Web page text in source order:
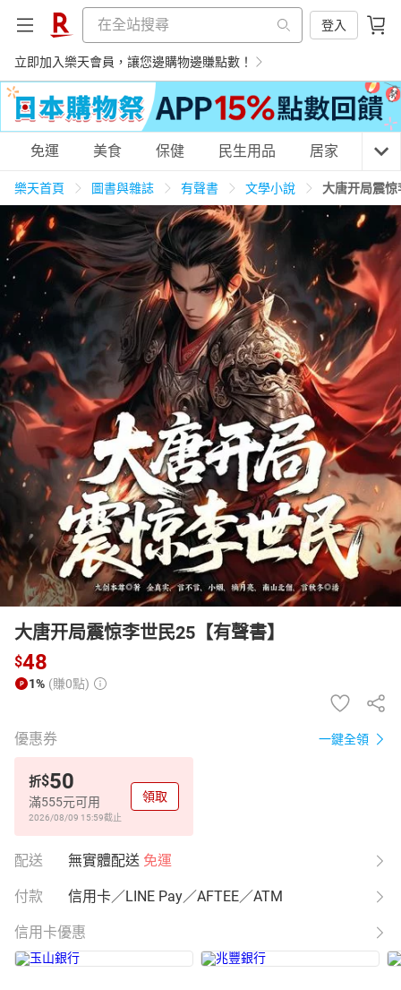
登入
立即加入樂天會員，讓您邊購物邊賺點數！
購物網分類
天天免運 美食蛋糕 養生保健 民生用品
居家生活 3C家電 運動休閒 親子玩具
女裝 男裝 化妝保養 情趣用品
日本購物 電子/紙本書
HOT
免運 美食 保健 民生用品 居家 3C
樂天首頁 圖書與雜誌 有聲書 文學小說 大唐开局震
大唐开局震惊李世民25【有聲書】
$48
1% (賺0點)
優惠券 一鍵全領
折$50
滿555元可用
2026/08/09 15:59截止
領取
配送 無實體配送 免運
付款 信用卡／LINE Pay／AFTEE／ATM
信用卡優惠